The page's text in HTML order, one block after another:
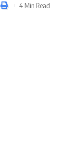
4 Min Read